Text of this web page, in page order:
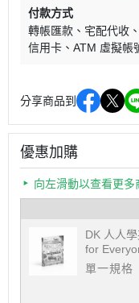
付款方式
轉帳匯款
宅配代收
信用卡
ATM 虛擬帳
分享商品到
優惠加購
向左滑動以查看更多
DK 人人
for
單一規格